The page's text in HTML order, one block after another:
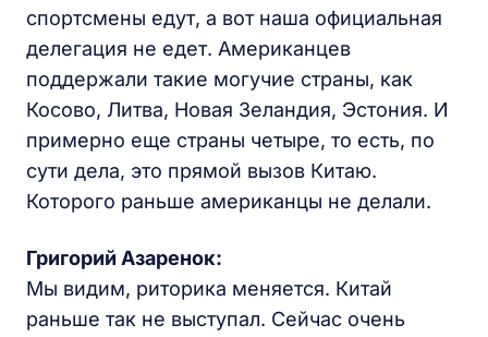
спортсмены едут, а вот наша официальная
делегация не едет. Американцев
поддержали такие могучие страны, как
Косово, Литва, Новая Зеландия, Эстония. И
примерно еще страны четыре, то есть, по
сути дела, это прямой вызов Китаю.
Которого раньше американцы не делали.
Григорий Азаренок:
Мы видим, риторика меняется. Китай
раньше так не выступал. Сейчас очень